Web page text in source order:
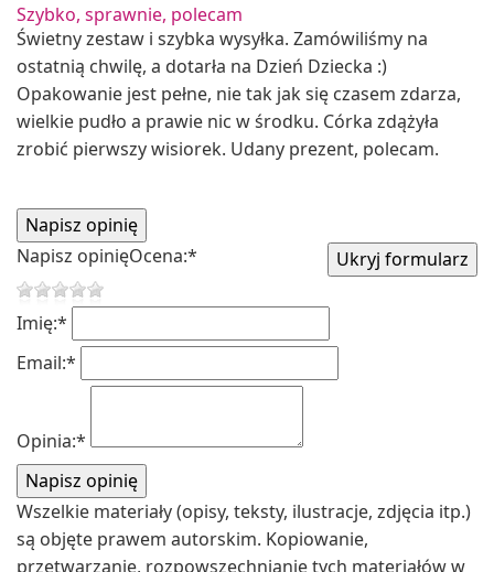
Szybko, sprawnie, polecam
Świetny zestaw i szybka wysyłka. Zamówiliśmy na
ostatnią chwilę, a dotarła na Dzień Dziecka :)
Opakowanie jest pełne, nie tak jak się czasem zdarza,
wielkie pudło a prawie nic w środku. Córka zdążyła
zrobić pierwszy wisiorek. Udany prezent, polecam.
Napisz opinięOcena:*
Imię:*
Email:*
Opinia:*
Wszelkie materiały (opisy, teksty, ilustracje, zdjęcia itp.)
są objęte prawem autorskim. Kopiowanie,
przetwarzanie, rozpowszechnianie tych materiałów w